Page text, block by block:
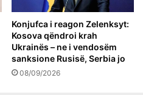
Konjufca i reagon Zelenksyt:
Kosova qëndroi krah
Ukrainës – ne i vendosëm
sanksione Rusisë, Serbia jo
08/09/2026